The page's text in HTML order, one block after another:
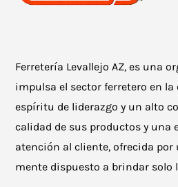
Ferretería Levallejo AZ, es una
impulsa el sector ferretero en la
espíritu de liderazgo y un alto
calidad de sus productos y una
atención al cliente, ofrecida
mente dispuesto a brindar solo